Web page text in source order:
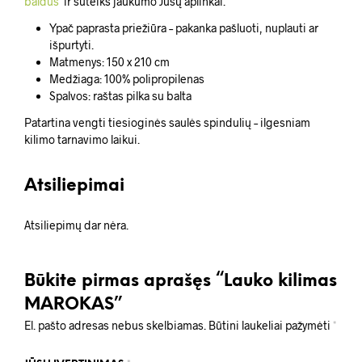
Ypač paprasta priežiūra – pakanka pašluoti, nuplauti ar
išpurtyti.
Matmenys: 150 x 210 cm
Medžiaga: 100% polipropilenas
Spalvos: raštas pilka su balta
Patartina vengti tiesioginės saulės spindulių – ilgesniam
kilimo tarnavimo laikui.
Atsiliepimai
Atsiliepimų dar nėra.
Būkite pirmas aprašęs “Lauko kilimas
MAROKAS”
El. pašto adresas nebus skelbiamas. Būtini laukeliai pažymėti *